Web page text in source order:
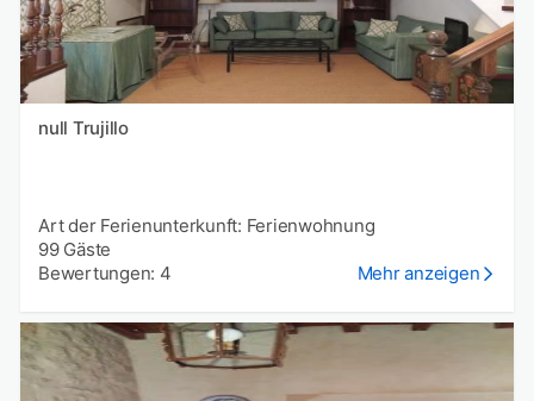
null Trujillo
Art der Ferienunterkunft: Ferienwohnung
99 Gäste
Bewertungen: 4
Mehr anzeigen